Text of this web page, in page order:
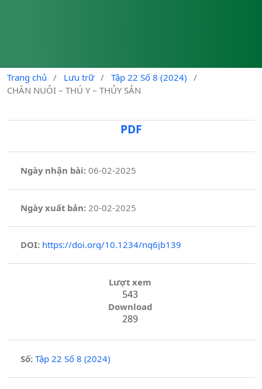
Trang chủ / Lưu trữ / Tập 22 Số 8 (2024)
/
CHĂN NUÔI – THÚ Y – THỦY SẢN
PDF
Ngày nhận bài: 06-02-2025
Ngày xuất bản: 20-02-2025
DOI: https://doi.org/10.1234/nq6jb139
Lượt xem
543
Download
289
Số: Tập 22 Số 8 (2024)